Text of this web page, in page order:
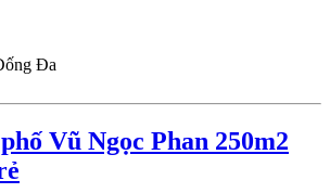
Đa
Vũ Ngọc Phan 250m2